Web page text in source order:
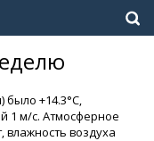
было +14.3°C,
1 м/с. Атмосферное
влажность воздуха